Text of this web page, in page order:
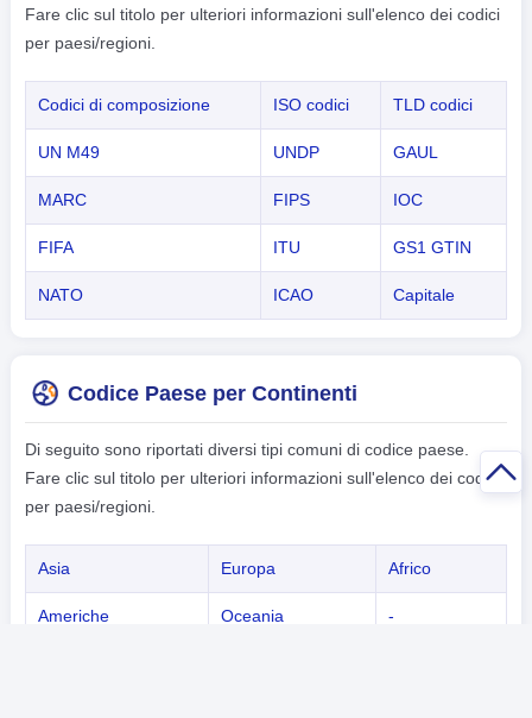
Fare clic sul titolo per ulteriori informazioni sull'elenco dei codici
per paesi/regioni.
Codici di composizione ISO codici TLD codici
UN M49 UNDP GAUL
MARC FIPS IOC
FIFA ITU GS1 GTIN
NATO ICAO Capitale
Codice Paese per Continenti
Di seguito sono riportati diversi tipi comuni di codice paese.
Fare clic sul titolo per ulteriori informazioni sull'elenco dei codici
per paesi/regioni.
Asia Europa Africo
Americhe Oceania -